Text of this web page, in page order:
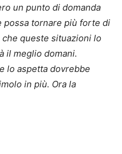
un punto di domanda
possa tornare più forte di
che queste situazioni lo
il meglio domani.
lo aspetta dovrebbe
in più. Ora la